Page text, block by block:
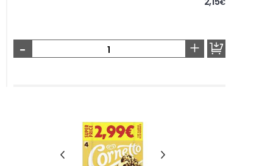
€
- +